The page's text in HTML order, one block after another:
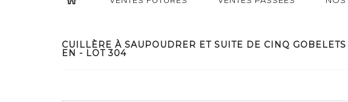
CUILLÈRE À SAUPOUDRER ET SUITE DE CINQ
EN - LOT 304